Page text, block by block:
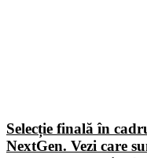
Selecție finală în
NextGen. Vezi care